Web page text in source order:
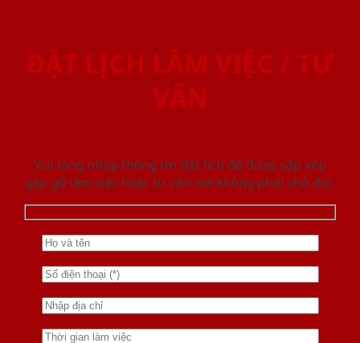
ĐẶT LỊCH LÀM VIỆC / TƯ
VẤN
Vui lòng nhập thông tin đặt lịch để được sắp xếp
gặp gỡ làm việc hoăc tư vấn mà không phải chờ đợi.